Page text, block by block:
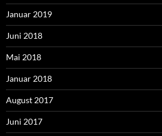
Januar 2019
Juni 2018
Mai 2018
Januar 2018
August 2017
Juni 2017